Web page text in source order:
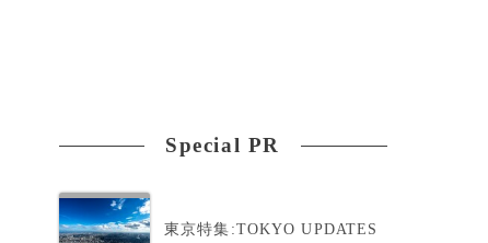
Special PR
東京特集:TOKYO UPDATES